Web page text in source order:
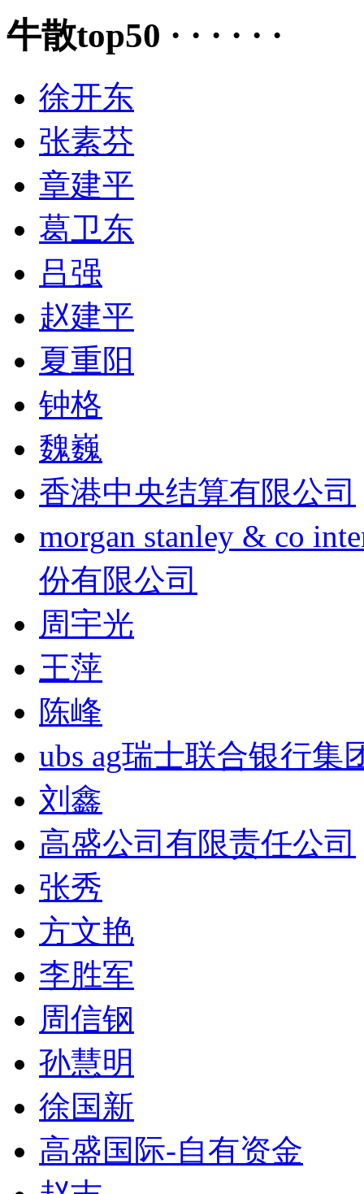
牛散top50 · · · · · ·
徐开东
张素芬
章建平
葛卫东
吕强
赵建平
夏重阳
钟格
魏巍
香港中央结算有限公司
morgan stanley & co
份有限公司
周宇光
王萍
陈峰
ubs ag瑞士联合银行集
刘鑫
高盛公司有限责任公司
张秀
方文艳
李胜军
周信钢
孙慧明
徐国新
高盛国际-自有资金